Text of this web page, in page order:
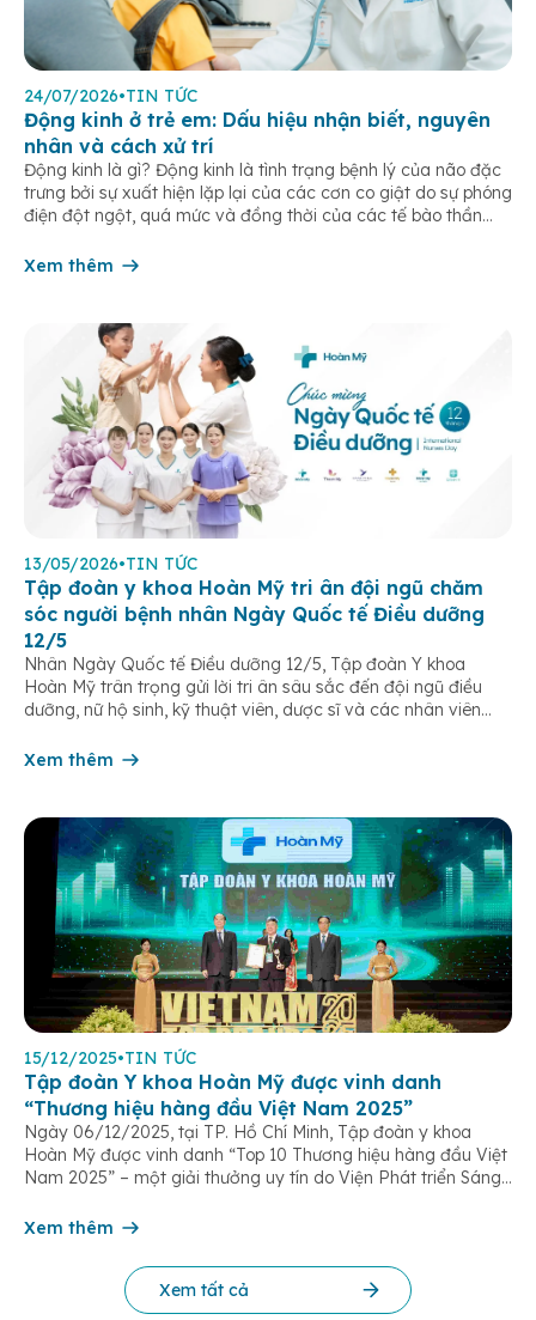
24/07/2026•TIN TỨC
Động kinh ở trẻ em: Dấu hiệu nhận biết, nguyên
nhân và cách xử trí
Động kinh là gì? Động kinh là tình trạng bệnh lý của não đặc
trưng bởi sự xuất hiện lặp lại của các cơn co giật do sự phóng
điện đột ngột, quá mức và đồng thời của các tế bào thần
Xem thêm
13/05/2026•TIN TỨC
Tập đoàn y khoa Hoàn Mỹ tri ân đội ngũ chăm
sóc người bệnh nhân Ngày Quốc tế Điều dưỡng
12/5
Nhân Ngày Quốc tế Điều dưỡng 12/5, Tập đoàn Y khoa
Hoàn Mỹ trân trọng gửi lời tri ân sâu sắc đến đội ngũ điều
dưỡng, nữ hộ sinh, kỹ thuật viên, dược sĩ và các nhân viên
âm thầm đồng hành trên […]
Xem thêm
15/12/2025•TIN TỨC
Tập đoàn Y khoa Hoàn Mỹ được vinh danh
“Thương hiệu hàng đầu Việt Nam 2025”
Ngày 06/12/2025, tại TP. Hồ Chí Minh, Tập đoàn y khoa
Hoàn Mỹ được vinh danh “Top 10 Thương hiệu hàng đầu Việt
Nam 2025” – một giải thưởng uy tín do Viện Phát triển Sáng
cứu Phát triển Doanh nghiệp Châu Á […]
Xem thêm
Xem tất cả